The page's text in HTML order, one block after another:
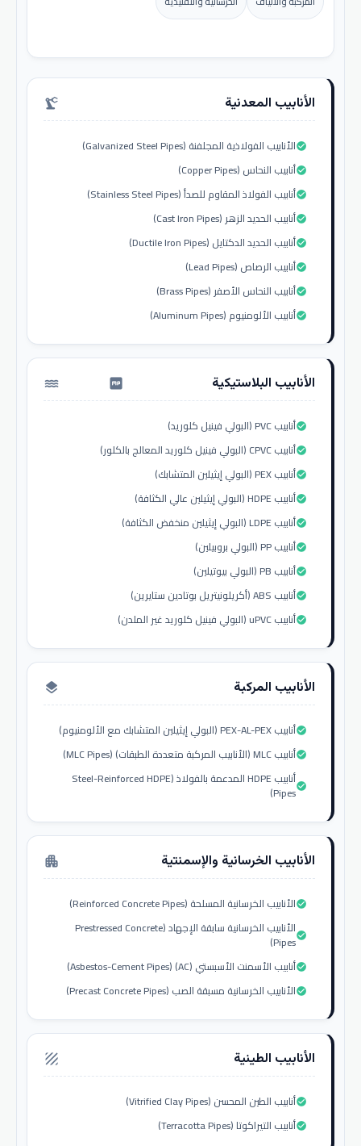
الأنابيب المعدنية precision_manufacturing
الأنابيب الفولاذية المجلفنة (Galvanized Steel Pipes)check_circle
أنابيب النحاس (Copper Pipes)check_circle
أنابيب الفولاذ المقاوم للصدأ (Stainless Steel Pipes)check_circle
أنابيب الحديد الزهر (Cast Iron Pipes)check_circle
أنابيب الحديد الدكتايل (Ductile Iron Pipes)check_circle
أنابيب الرصاص (Lead Pipes)check_circle
أنابيب النحاس الأصفر (Brass Pipes)check_circle
أنابيب الألومنيوم (Aluminum Pipes)check_circle
الأنابيب البلاستيكية water_pump
أنابيب PVC (البولي فينيل كلوريد)check_circle
أنابيب CPVC (البولي فينيل كلوريد المعالج بالكلور)check_circle
أنابيب PEX (البولي إيثيلين المتشابك)check_circle
أنابيب HDPE (البولي إيثيلين عالي الكثافة)check_circle
أنابيب LDPE (البولي إيثيلين منخفض الكثافة)check_circle
أنابيب PP (البولي بروبيلين)check_circle
أنابيب PB (البولي بيوتيلين)check_circle
أنابيب ABS (أكريلونيتريل بوتادين ستايرين)check_circle
أنابيب uPVC (البولي فينيل كلوريد غير الملدن)check_circle
الأنابيب المركبة layers
أنابيب PEX-AL-PEX (البولي إيثيلين المتشابك مع الألومنيوم)check_circle
أنابيب MLC (الأنابيب المركبة متعددة الطبقات) (MLC Pipes)check_circle
أنابيب HDPE المدعمة بالفولاذ (Steel-Reinforced HDPE
Pipes)check_circle
الأنابيب الخرسانية والإسمنتية apartment
الأنابيب الخرسانية المسلحة (Reinforced Concrete Pipes)check_circle
الأنابيب الخرسانية سابقة الإجهاد (Prestressed Concrete
Pipes)check_circle
أنابيب الأسمنت الأسبستي (AC) (Asbestos-Cement Pipes)check_circle
الأنابيب الخرسانية مسبقة الصب (Precast Concrete Pipes)check_circle
الأنابيب الطينية texture
أنابيب الطين المحسن (Vitrified Clay Pipes)check_circle
أنابيب التيراكوتا (Terracotta Pipes)check_circle